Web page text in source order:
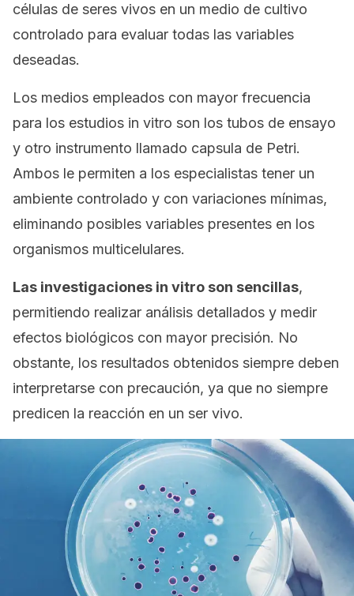
células de seres vivos en un medio de cultivo
controlado para evaluar todas las variables
deseadas.
Los medios empleados con mayor frecuencia
para los estudios in vitro son los tubos de ensayo
y otro instrumento llamado capsula de Petri.
Ambos le permiten a los especialistas tener un
ambiente controlado y con variaciones mínimas,
eliminando posibles variables presentes en los
organismos multicelulares.
Las investigaciones in vitro son sencillas,
permitiendo realizar análisis detallados y medir
efectos biológicos con mayor precisión. No
obstante, los resultados obtenidos siempre deben
interpretarse con precaución, ya que no siempre
predicen la reacción en un ser vivo.